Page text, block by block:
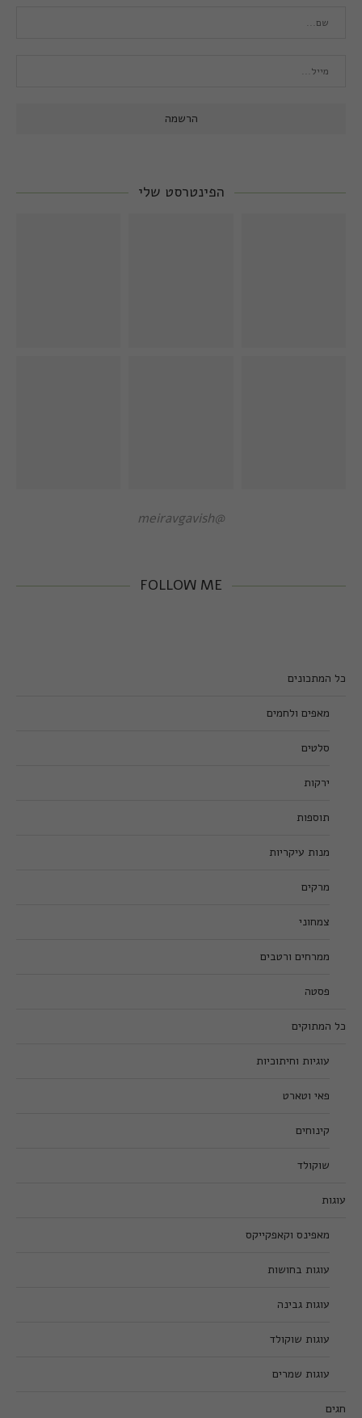
הפינטרסט שלי
@meiravgavish
FOLLOW ME
כל המתכונים
מאפים ולחמים
סלטים
ירקות
תוספות
מנות עיקריות
מרקים
צמחוני
ממרחים ורטבים
פסטה
כל המתוקים
עוגיות וחיתוכיות
פאי וטארט
קינוחים
שוקולד
עוגות
מאפינס וקאפקייקס
עוגות בחושות
עוגות גבינה
עוגות שוקולד
עוגות שמרים
חגים